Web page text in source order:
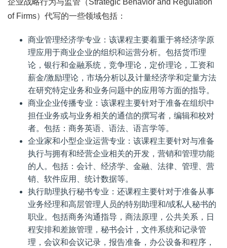
企业战略行为与监管（Strategic Behavior and Regulation
of Firms）代写的一些领域包括：
商业管理经济学专业：该课程主要着重于将经济学原
理应用于商业企业的组织和运营分析。包括货币理
论，银行和金融系统，竞争理论，定价理论，工资和
薪金/激励理论，市场分析以及计量经济学和定量方法
在研究特定业务和业务问题中的应用等方面的指导。
商业企业传播专业：该课程主要针对于准备在组织中
担任业务或与业务相关的通信的撰写者，编辑和校对
者。包括：商务英语、语法、语言学等。
企业家和小型企业运营专业：该课程主要针对与准备
执行与拥有和经营企业相关的开发，营销和管理功能
的人。包括：会计、经济学、金融、法律、管理、营
销、软件应用、统计数据等。
执行助理执行秘书专业：还课程主要针对于准备从事
业务经理和高层管理人员的特别助理和/或私人秘书的
职业。包括商务沟通指导，商法原理，公共关系，日
程安排和差旅管理，秘书会计，文件系统和记录管
理，会议和会议记录，报告准备，办公设备和程序，